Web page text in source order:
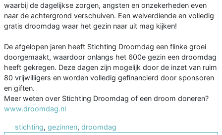
waarbij de dagelijkse zorgen, angsten en onzekerheden even
naar de achtergrond verschuiven. Een welverdiende en volledig
gratis droomdag waar het gezin naar uit mag kijken!
De afgelopen jaren heeft Stichting Droomdag een flinke groei
doorgemaakt, waardoor onlangs het 600e gezin een droomdag
heeft gekregen. Deze dagen zijn mogelijk door de inzet van ruim
80 vrijwilligers en worden volledig gefinancierd door sponsoren
en giften.
Meer weten over Stichting Droomdag of een droom doneren?
www.droomdag.nl
stichting, gezinnen, droomdag